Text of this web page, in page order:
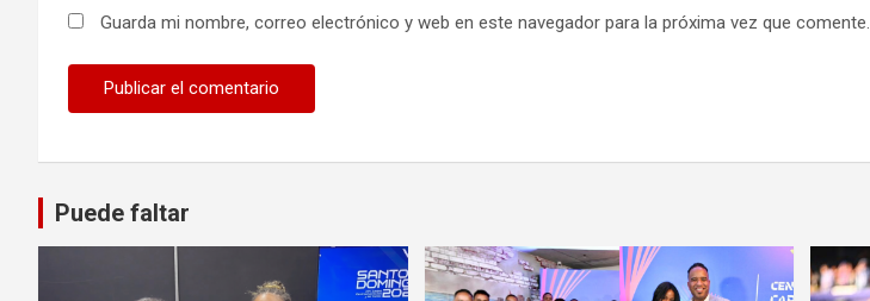
Guarda mi nombre, correo electrónico y web en este navegador para la próxima vez que comente.
Puede faltar